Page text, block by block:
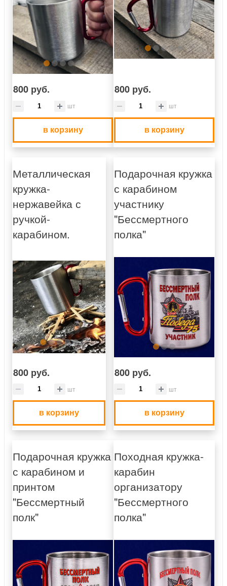
800 руб.
шт
в корзину
800 руб.
шт
в корзину
Металлическая
кружка-
нержавейка с
ручкой-
карабином.
800 руб.
шт
в корзину
Подарочная кружка
с карабином
участнику
"Бессмертного
полка"
800 руб.
шт
в корзину
Подарочная кружка
с карабином и
принтом
"Бессмертный
полк"
Походная кружка-
карабин
организатору
"Бессмертного
полка"